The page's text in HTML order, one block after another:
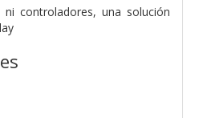
controladores, una solución